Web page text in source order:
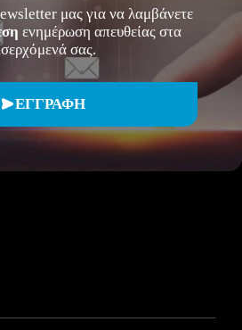
μας για να λαμβάνετε
ενημέρωση απευθείας στα
σας.
ΕΓΓΡΑΦΗ